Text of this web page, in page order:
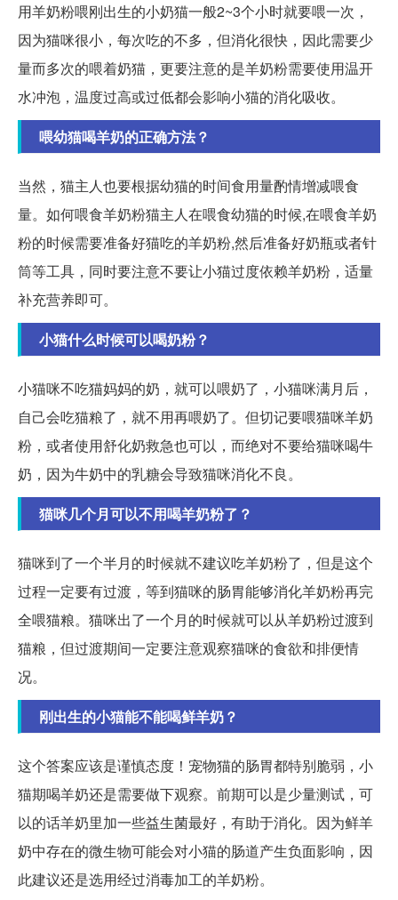
用羊奶粉喂刚出生的小奶猫一般2~3个小时就要喂一次，
因为猫咪很小，每次吃的不多，但消化很快，因此需要少
量而多次的喂着奶猫，更要注意的是羊奶粉需要使用温开
水冲泡，温度过高或过低都会影响小猫的消化吸收。
喂幼猫喝羊奶的正确方法？
当然，猫主人也要根据幼猫的时间食用量酌情增减喂食
量。如何喂食羊奶粉猫主人在喂食幼猫的时候,在喂食羊奶
粉的时候需要准备好猫吃的羊奶粉,然后准备好奶瓶或者针
筒等工具，同时要注意不要让小猫过度依赖羊奶粉，适量
补充营养即可。
小猫什么时候可以喝奶粉？
小猫咪不吃猫妈妈的奶，就可以喂奶了，小猫咪满月后，
自己会吃猫粮了，就不用再喂奶了。但切记要喂猫咪羊奶
粉，或者使用舒化奶救急也可以，而绝对不要给猫咪喝牛
奶，因为牛奶中的乳糖会导致猫咪消化不良。
猫咪几个月可以不用喝羊奶粉了？
猫咪到了一个半月的时候就不建议吃羊奶粉了，但是这个
过程一定要有过渡，等到猫咪的肠胃能够消化羊奶粉再完
全喂猫粮。猫咪出了一个月的时候就可以从羊奶粉过渡到
猫粮，但过渡期间一定要注意观察猫咪的食欲和排便情
况。
刚出生的小猫能不能喝鲜羊奶？
这个答案应该是谨慎态度！宠物猫的肠胃都特别脆弱，小
猫期喝羊奶还是需要做下观察。前期可以是少量测试，可
以的话羊奶里加一些益生菌最好，有助于消化。因为鲜羊
奶中存在的微生物可能会对小猫的肠道产生负面影响，因
此建议还是选用经过消毒加工的羊奶粉。